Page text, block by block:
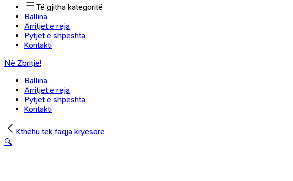
Të gjitha kategoritë
Ballina
Arritjet e reja
Pytjet e shpeshta
Kontakti
Në Zbritje!
Ballina
Arritjet e reja
Pytjet e shpeshta
Kontakti
Kthehu tek faqja kryesore
🔍